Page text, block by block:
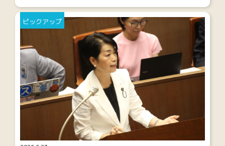
ピックアップ